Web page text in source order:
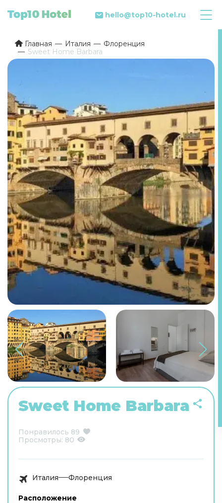
hello@top10-hotel.ru
Главная Италия
Флоренция
Sweet Home Barbara
Sweet Home Barbara
Понравилось 89
Просмотры: 80
Италия Флоренция
Расположение